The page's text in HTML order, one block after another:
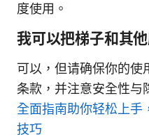
度使用。
我可以把梯子和其
可以，但请确保你的使
条款，并注意安全性与
全面指南助你轻松上手
技巧